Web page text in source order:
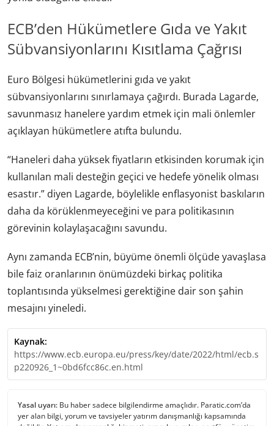
ECB’den Hükümetlere Gıda ve Yakıt
Sübvansiyonlarını Kısıtlama Çağrısı
Euro Bölgesi hükümetlerini gıda ve yakıt
sübvansiyonlarını sınırlamaya çağırdı. Burada Lagarde,
savunmasız hanelere yardım etmek için mali önlemler
açıklayan hükümetlere atıfta bulundu.
“Haneleri daha yüksek fiyatların etkisinden korumak için
kullanılan mali desteğin geçici ve hedefe yönelik olması
esastır.” diyen Lagarde, böylelikle enflasyonist baskıların
daha da körüklenmeyeceğini ve para politikasının
görevinin kolaylaşacağını savundu.
Aynı zamanda ECB’nin, büyüme önemli ölçüde yavaşlasa
bile faiz oranlarının önümüzdeki birkaç politika
toplantısında yükselmesi gerektiğine dair son şahin
mesajını yineledi.
Kaynak:
https://www.ecb.europa.eu/press/key/date/2022/html/ecb.s
p220926_1~0bd6fcc86c.en.html
Yasal uyarı: Bu haber sadece bilgilendirme amaçlıdır. Paratic.com’da
yer alan bilgi, yorum ve tavsiyeler yatırım danışmanlığı kapsamında